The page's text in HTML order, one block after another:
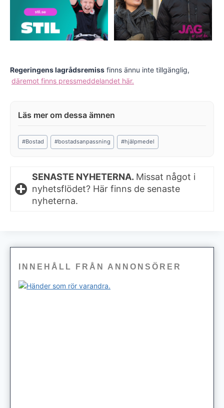
Regeringens lagrådsremiss finns ännu inte tillgänglig,
däremot finns pressmeddelandet här.
Post
Tags:
#Bostad #bostadsanpassning #hjälpmedel
SENASTE NYHETERNA. Missat något i
nyhetsflödet? Här finns de senaste
nyheterna.
INNEHÅLL FRÅN ANNONSÖRER